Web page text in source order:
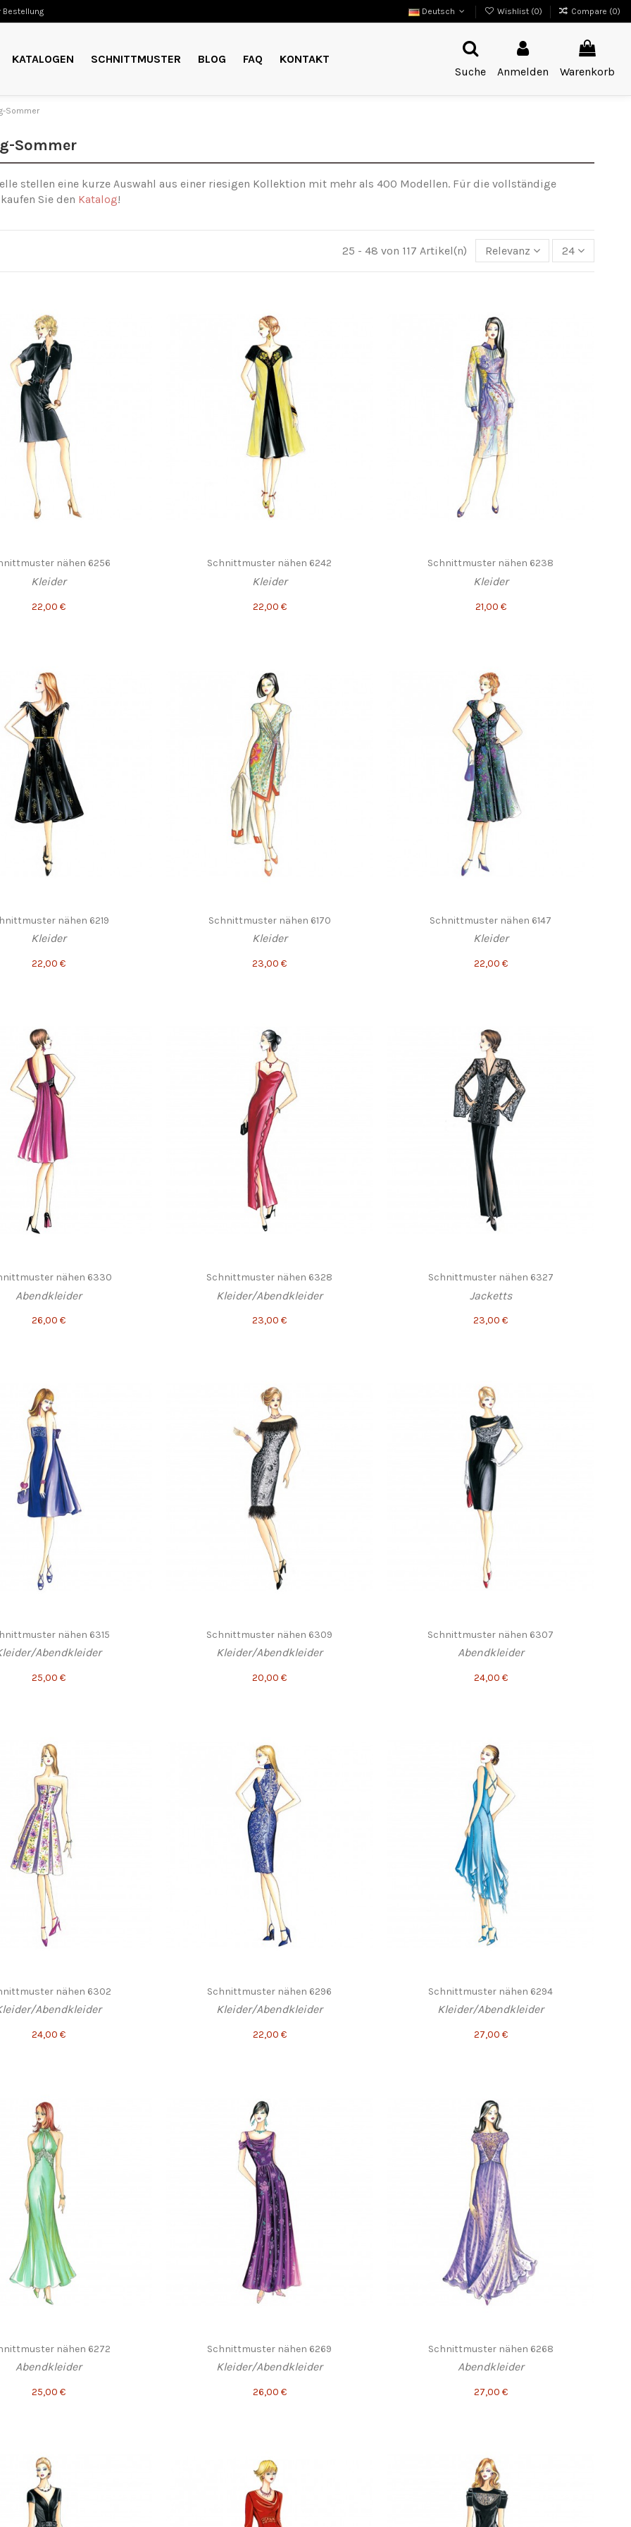
Bestellung Deutsch Wishlist (0) Compare (0)
KATALOGEN SCHNITTMUSTER BLOG FAQ
KONTAKT
Suche
Anmelden Warenkorb
Sommer
Sommer
stellen eine kurze Auswahl aus einer riesigen Kollektion mit mehr als 400 Modellen. Für die vollständige
Sie den Katalog!
25 - 48 von 117 Artikel(n) Relevanz 24
nähen 6256
Kleider
22,00 €
Schnittmuster nähen 6242
Kleider
22,00 €
Schnittmuster nähen 6238
Kleider
21,00 €
nähen 6219
Kleider
22,00 €
Schnittmuster nähen 6170
Kleider
23,00 €
Schnittmuster nähen 6147
Kleider
22,00 €
nähen 6330
Abendkleider
26,00 €
Schnittmuster nähen 6328
Kleider/Abendkleider
23,00 €
Schnittmuster nähen 6327
Jacketts
23,00 €
nähen 6315
Abendkleider
25,00 €
Schnittmuster nähen 6309
Kleider/Abendkleider
20,00 €
Schnittmuster nähen 6307
Abendkleider
24,00 €
nähen 6302
Abendkleider
24,00 €
Schnittmuster nähen 6296
Kleider/Abendkleider
22,00 €
Schnittmuster nähen 6294
Kleider/Abendkleider
27,00 €
nähen 6272
Abendkleider
25,00 €
Schnittmuster nähen 6269
Kleider/Abendkleider
26,00 €
Schnittmuster nähen 6268
Abendkleider
27,00 €